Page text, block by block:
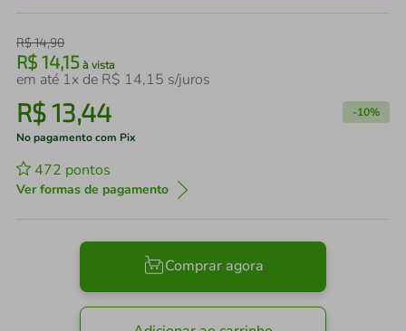
R$14,90
R$ 14,15 à vista
em até 1x de R$ 14,15 s/juros
R$13,44 -10%
No pagamento com Pix
472 pontos
Ver formas de pagamento
Comprar agora